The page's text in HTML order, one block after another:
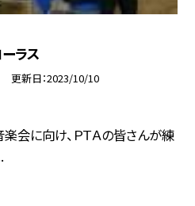
ラス
更新日 2023/10/10
会に向け、ＰＴＡの皆さんが練